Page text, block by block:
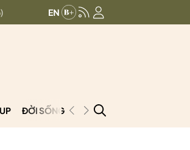
293.44 + 0.25 (+0.09%)
ĐỜI SỐNG PODCAST